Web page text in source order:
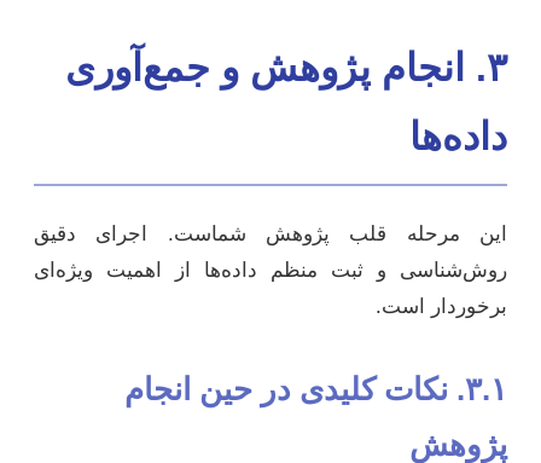
۳. انجام پژوهش و جمع‌آوری
داده‌ها
این مرحله قلب پژوهش شماست. اجرای دقیق
روش‌شناسی و ثبت منظم داده‌ها از اهمیت ویژه‌ای
برخوردار است.
۳.۱. نکات کلیدی در حین انجام
پژوهش